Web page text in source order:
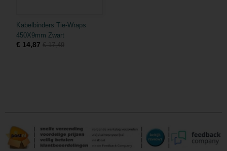
Kabelbinders Tie-Wraps
450X9mm Zwart
€ 14,87 € 17,49